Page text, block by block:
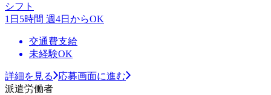
シフト
1日5時間 週4日からOK
交通費支給
未経験OK
詳細を見る
応募画面に進む
派遣労働者